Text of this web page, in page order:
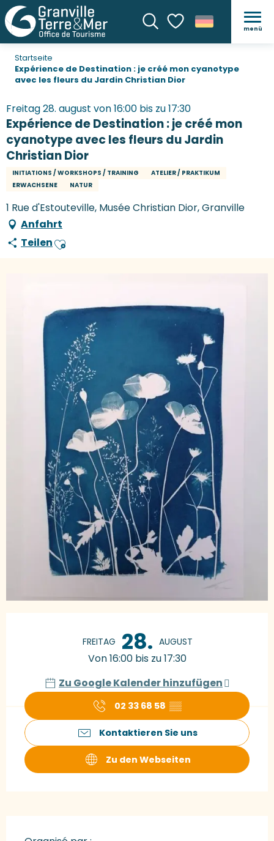
SucheVoir les favoris
menü
Startseite
Expérience de Destination : je créé mon cyanotype
avec les fleurs du Jardin Christian Dior
Freitag 28. august von 16:00 bis zu 17:30
Expérience de Destination : je créé mon
cyanotype avec les fleurs du Jardin
Christian Dior
INITIATIONS / WORKSHOPS / TRAINING
ATELIER / PRAKTIKUM
ERWACHSENE
NATUR
1 Rue d'Estouteville, Musée Christian Dior, Granville
Anfahrt
TeilenAjouter aux favoris
FREITAG 28. AUGUST
Von 16:00 bis zu 17:30
Zu Google Kalender hinzufügen
02 33 68 58 ▒▒
Kontaktieren Sie uns
Zu den Webseiten